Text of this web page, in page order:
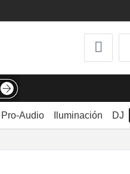
Pro-Audio Iluminación DJ